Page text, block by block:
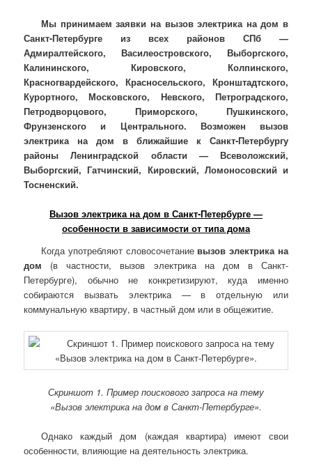
Мы принимаем заявки на вызов электрика на дом в
Санкт-Петербурге из всех районов СПб —
Адмиралтейского, Василеостровского, Выборгского,
Калининского, Кировского, Колпинского,
Красногвардейского, Красносельского, Кронштадтского,
Курортного, Московского, Невского, Петроградского,
Петродворцового, Приморского, Пушкинского,
Фрунзенского и Центрального. Возможен вызов
электрика на дом в ближайшие к Санкт-Петербургу
районы Ленинградской области — Всеволожский,
Выборгский, Гатчинский, Кировский, Ломоносовский и
Тосненский.
Вызов электрика на дом в Санкт-Петербурге —
особенности в зависимости от типа дома
Когда употребляют словосочетание вызов электрика на
дом (в частности, вызов электрика на дом в Санкт-
Петербурге), обычно не конкретизируют, куда именно
собираются вызвать электрика — в отдельную или
коммунальную квартиру, в частный дом или в общежитие.
Скриншот 1. Пример поискового запроса на тему
«Вызов электрика на дом в Санкт-Петербурге».
Однако каждый дом (каждая квартира) имеют свои
особенности, влияющие на деятельность электрика.